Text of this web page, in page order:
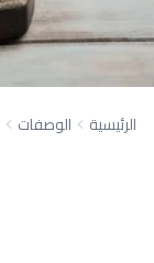
الرئيسية الوصفات